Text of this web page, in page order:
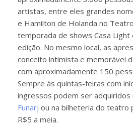
artistas, entre eles grandes
e Hamilton de Holanda no
temporada de shows Casa
edição. No mesmo local, as
conceito intimista e memorável
com aproximadamente 150
Sempre às quintas-feiras com
ingressos podem ser adquiridos
Funarj ou na bilheteria do teatro
R$5 a meia.